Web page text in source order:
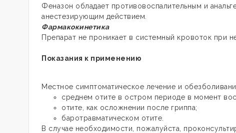
Феназон обладает противовоспалительным и
анестезирующим действием.
Фармакокинетика
Препарат не проникает в системный кровоток при
Показания к применению
Местное симптоматическое лечение и
среднем отите в остром периоде в момент
отите, как осложнении после гриппа;
баротравматическом отите.
В случае необходимости, пожалуйста,